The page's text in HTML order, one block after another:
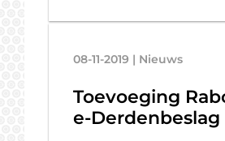
08-11-2019 | Nieuws
Toevoeging
e-Derdenbeslag